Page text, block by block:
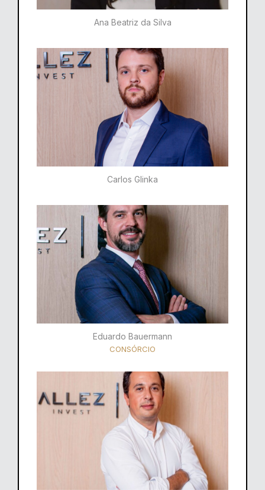
Ana Beatriz da Silva
Carlos Glinka
Eduardo Bauermann
CONSÓRCIO